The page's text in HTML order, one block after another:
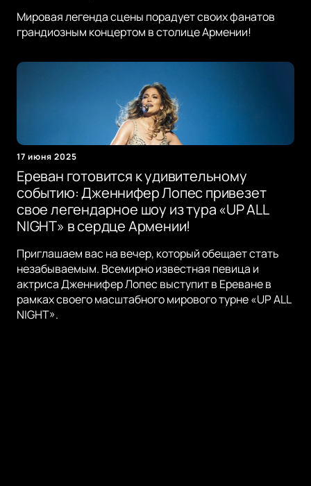
Мировая легенда сцены порадует своих фанатов
грандиозным концертом в столице Армении!
17 июня 2025
Ереван готовится к удивительному
событию: Дженнифер Лопес привезет
свое легендарное шоу из тура «UP ALL
NIGHT» в сердце Армении!
Приглашаем вас на вечер, который обещает стать
незабываемым. Всемирно известная певица и
актриса Дженнифер Лопес выступит в Ереване в
рамках своего масштабного мирового турне «UP ALL
NIGHT».